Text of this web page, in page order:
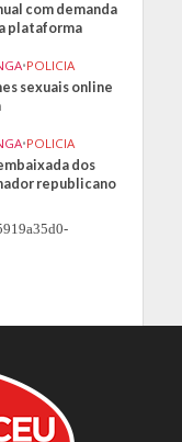
com demanda
plataforma
•POLICIA
sexuais online
•POLICIA
dos
republicano